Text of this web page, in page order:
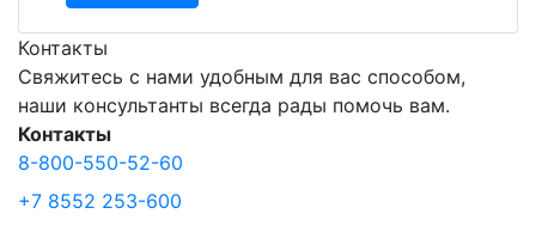
Контакты
Свяжитесь с нами удобным для вас способом,
наши консультанты всегда рады помочь вам.
Контакты
8-800-550-52-60
+7 8552 253-600